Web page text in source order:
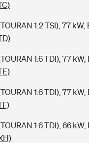
1.2 TSI), 77 kW,
1.6 TDI), 77
1.6 TDI), 77
1.6 TDI), 66